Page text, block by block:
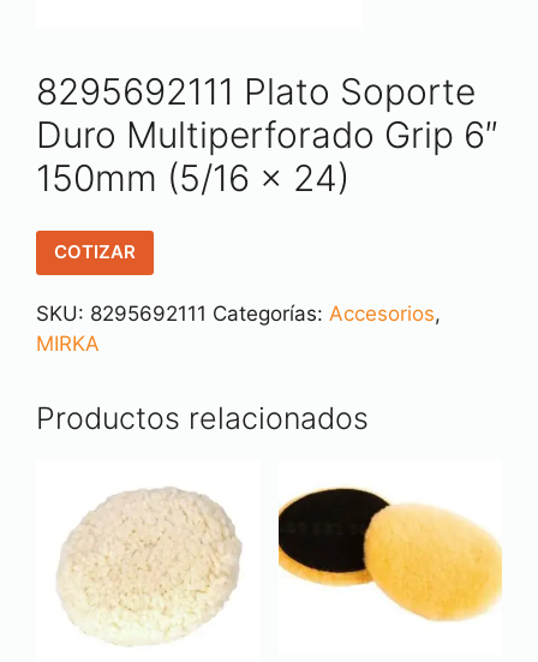
8295692111 Plato Soporte
Duro Multiperforado Grip 6″
150mm (5/16 x 24)
COTIZAR
SKU: 8295692111 Categorías: Accesorios,
MIRKA
Productos relacionados